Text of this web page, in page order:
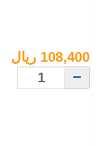
108,400 ریال